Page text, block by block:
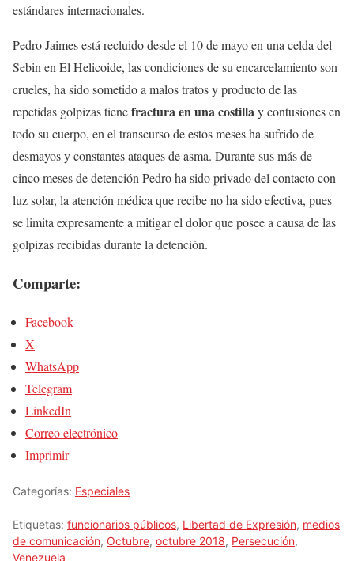
estándares internacionales.
Pedro Jaimes está recluido desde el 10 de mayo en una celda del
Sebin en El Helicoide, las condiciones de su encarcelamiento son
crueles, ha sido sometido a malos tratos y producto de las
repetidas golpizas tienefractura en una costillay contusiones en
todo su cuerpo, en el transcurso de estos meses ha sufrido de
desmayos y constantes ataques de asma. Durante sus más de
cinco meses de detención Pedro ha sido privado del contacto con
luz solar, la atención médica que recibe no ha sido efectiva, pues
se limita expresamente a mitigar el dolor que posee a causa de las
golpizas recibidas durante la detención.
Comparte:
Facebook
X
WhatsApp
Telegram
LinkedIn
Correo electrónico
Imprimir
Categorías: Especiales
Etiquetas: funcionarios públicos, Libertad de Expresión, medios
de comunicación, Octubre, octubre 2018, Persecución,
Venezuela